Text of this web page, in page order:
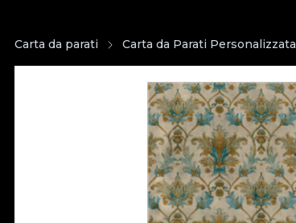
Carta da parati Carta da Parati Personalizzata